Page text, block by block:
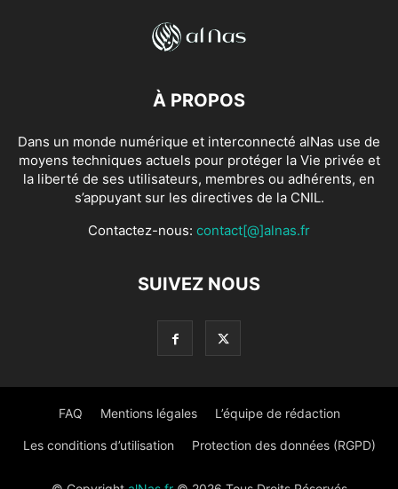
À PROPOS
Dans un monde numérique et interconnecté alNas use de
moyens techniques actuels pour protéger la Vie privée et
la liberté de ses utilisateurs, membres ou adhérents, en
s’appuyant sur les directives de la CNIL.
Contactez-nous: contact[@]alnas.fr
SUIVEZ NOUS
FAQ Mentions légales L’équipe de rédaction
Les conditions d’utilisation Protection des données (RGPD)